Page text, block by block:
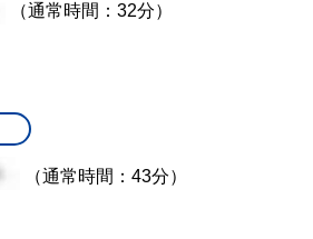
（通常時間：32分）
（通常時間：43分）